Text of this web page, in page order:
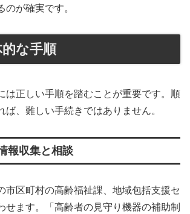
のが確実です。
な手順
は正しい手順を踏むことが重要です。順
ば、難しい手続きではありません。
報収集と相談
市区町村の高齢福祉課、地域包括支援セ
せます。「高齢者の見守り機器の補助制